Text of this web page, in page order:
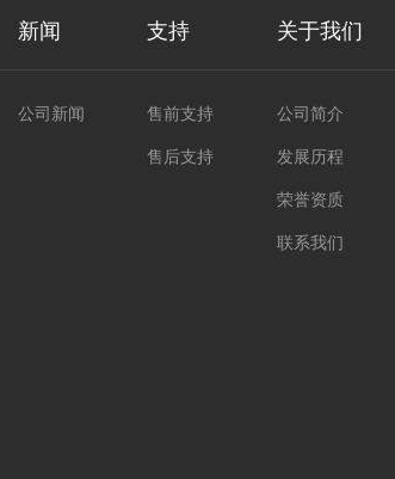
新闻
公司新闻
支持
售前支持
售后支持
关于我们
公司简介
发展历程
荣誉资质
联系我们